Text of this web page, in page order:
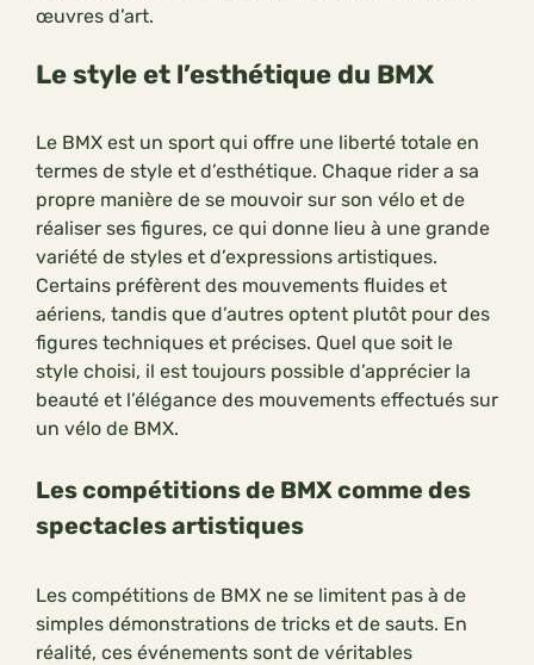
œuvres d’art.
Le style et l’esthétique du BMX
Le BMX est un sport qui offre une liberté totale en
termes de style et d’esthétique. Chaque rider a sa
propre manière de se mouvoir sur son vélo et de
réaliser ses figures, ce qui donne lieu à une grande
variété de styles et d’expressions artistiques.
Certains préfèrent des mouvements fluides et
aériens, tandis que d’autres optent plutôt pour des
figures techniques et précises. Quel que soit le
style choisi, il est toujours possible d’apprécier la
beauté et l’élégance des mouvements effectués sur
un vélo de BMX.
Les compétitions de BMX comme des
spectacles artistiques
Les compétitions de BMX ne se limitent pas à de
simples démonstrations de tricks et de sauts. En
réalité, ces événements sont de véritables